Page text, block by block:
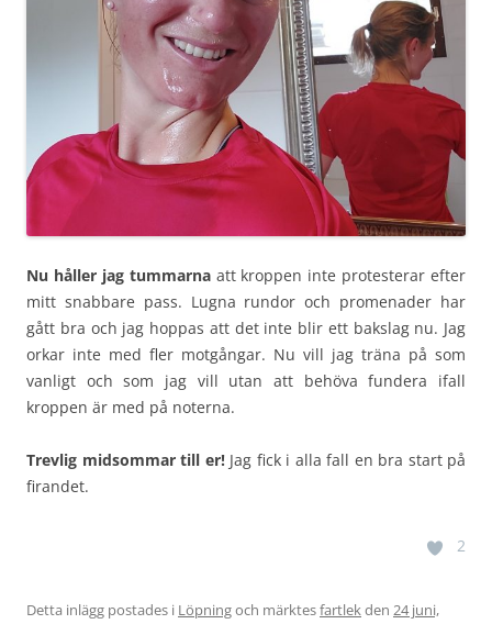
Nu håller jag tummarnaatt kroppen inte protesterar efter
mitt snabbare pass. Lugna rundor och promenader har
gått bra och jag hoppas att det inte blir ett bakslag nu. Jag
orkar inte med fler motgångar. Nu vill jag träna på som
vanligt och som jag vill utan att behöva fundera ifall
kroppen är med på noterna.
Trevlig midsommar till er!Jag fick i alla fall en bra start på
firandet.
2
Detta inlägg postades i Löpningoch märktesfartlekden 24 juni,